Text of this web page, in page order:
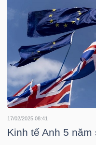
17/02/2025 08:41
Kinh tế Anh 5
KINH
TẾ
THẾ
GIỚI